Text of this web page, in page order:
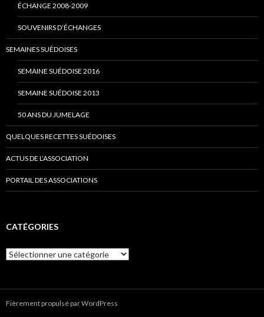
ÉCHANGE 2008-2009
SOUVENIRS D’ÉCHANGES
SEMAINES SUÉDOISES
SEMAINE SUÉDOISE 2016
SEMAINE SUÉDOISE 2013
50 ANS DU JUMELAGE
QUELQUES RECETTES SUÉDOISES
ACTUS DE L’ASSOCIATION
PORTAIL DES ASSOCIATIONS
CATÉGORIES
C
a
o
Fièrement propulsé par WordPress